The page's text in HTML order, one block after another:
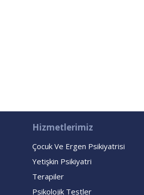
Hizmetlerimiz
Çocuk Ve Ergen Psikiyatrisi
Yetişkin Psikiyatri
Terapiler
Psikolojik Testler